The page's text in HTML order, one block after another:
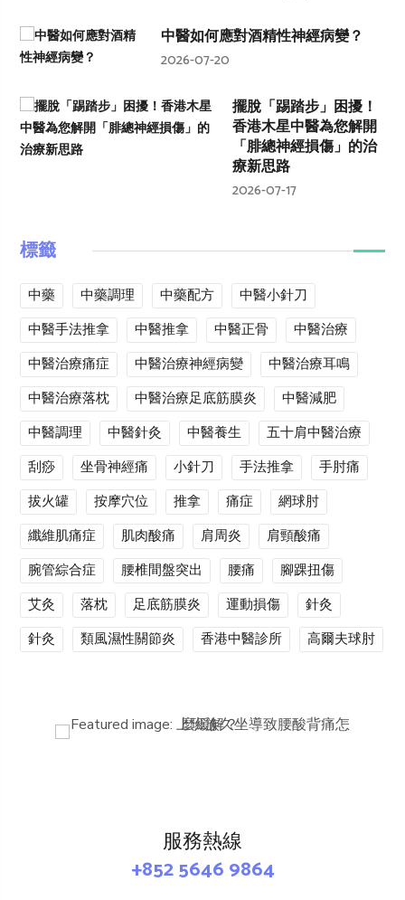
中醫如何應對酒精性神經病變？
2026-07-20
擺脫「踢踏步」困擾！
香港木星中醫為您解開
「腓總神經損傷」的治
療新思路
2026-07-17
標籤
中藥 中藥調理 中藥配方
中醫小針刀
中醫手法推拿
中醫推拿 中醫正骨
中醫治療
中醫治療痛症
中醫治療神經病變
中醫治療耳鳴
中醫治療落枕
中醫治療足底筋膜炎
中醫減肥
中醫調理
中醫針灸 中醫養生
五十肩中醫治療
刮痧
坐骨神經痛 小針刀 手法推拿
手肘痛
拔火罐
按摩穴位 推拿 痛症
網球肘
纖維肌痛症
肌肉酸痛 肩周炎
肩頸酸痛
腕管綜合症
腰椎間盤突出 腰痛
腳踝扭傷
艾灸
落枕 足底筋膜炎 運動損傷
針灸
針灸
類風濕性關節炎 香港中醫診所 高爾夫球肘
服務熱線
+852 5646 9864